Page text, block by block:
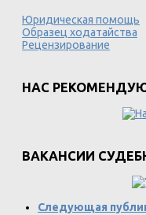
Юридическая помощь
Образец ходатайства
Рецензирование
НАС
ВАКАНСИИ
Следующая